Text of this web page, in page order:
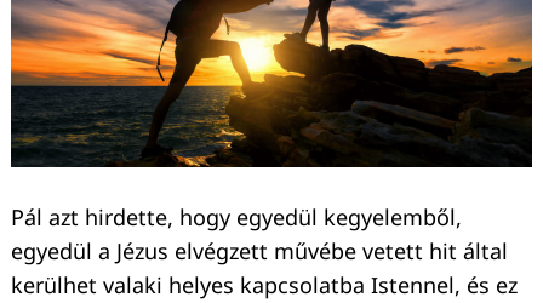
Pál azt hirdette, hogy egyedül kegyelemből,
egyedül a Jézus elvégzett művébe vetett hit által
kerülhet valaki helyes kapcsolatba Istennel, és ez